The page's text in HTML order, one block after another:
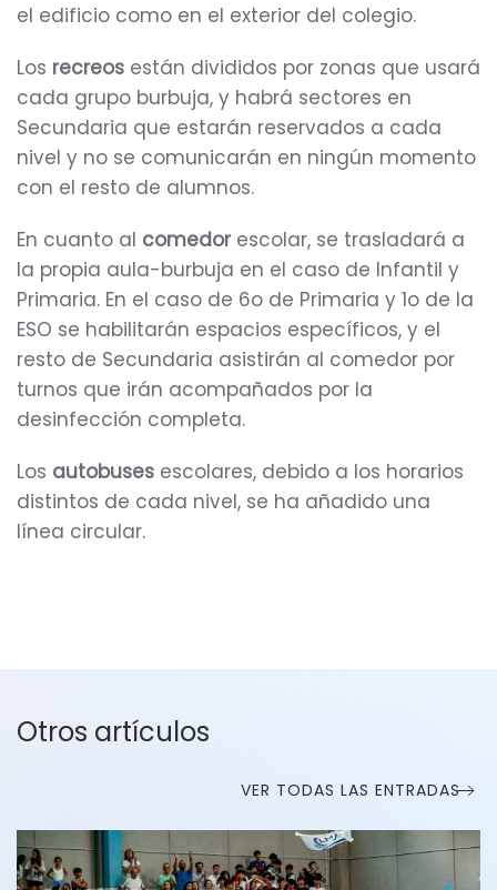
el edificio como en el exterior del colegio.
Los recreos están divididos por zonas que usará
cada grupo burbuja, y habrá sectores en
Secundaria que estarán reservados a cada
nivel y no se comunicarán en ningún momento
con el resto de alumnos.
En cuanto al comedorescolar, se trasladará a
la propia aula-burbuja en el caso de Infantil y
Primaria. En el caso de 6o de Primaria y 1o de la
ESO se habilitarán espacios específicos, y el
resto de Secundaria asistirán al comedor por
turnos que irán acompañados por la
desinfección completa.
Los autobuses escolares, debido a los horarios
distintos de cada nivel, se ha añadido una
línea circular.
Otros artículos
VER TODAS LAS ENTRADAS